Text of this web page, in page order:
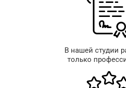
В нашей студии
только